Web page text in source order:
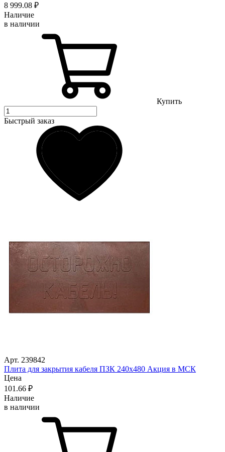
8 999.08 ₽
Наличие
в наличии
Купить
Быстрый заказ
Арт. 239842
Плита для закрытия кабеля ПЗК 240х480 Акция в МСК
Цена
101 .66 ₽
Наличие
в наличии